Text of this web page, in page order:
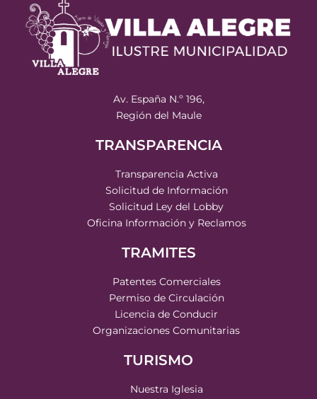
Av. España N.º 196,
Región del Maule
TRANSPARENCIA
Transparencia Activa
Solicitud de Información
Solicitud Ley del Lobby
Oficina Información y Reclamos
TRAMITES
Patentes Comerciales
Permiso de Circulación
Licencia de Conducir
Organizaciones Comunitarias
TURISMO
Nuestra Iglesia